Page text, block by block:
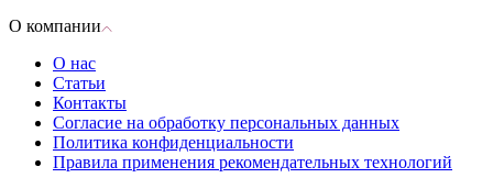
О компании
О нас
Статьи
Контакты
Согласие на обработку персональных данных
Политика конфиденциальности
Правила применения рекомендательных технологий